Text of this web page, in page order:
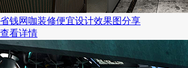
省钱网咖装修便宜设计效果图分享
查看详情